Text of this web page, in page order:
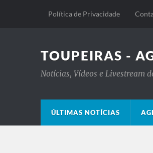
Política de Privacidade
TOUPEIRAS -
Notícias, Vídeos e Livestream
ÚLTIMAS NOTÍCIAS